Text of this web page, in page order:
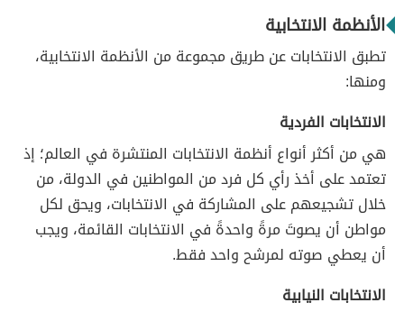
الأنظمة الانتخابية
تطبق الانتخابات عن طريق مجموعة من الأنظمة الانتخابية،
ومنها:
الانتخابات الفردية
هي من أكثر أنواع أنظمة الانتخابات المنتشرة في العالم؛ إذ
تعتمد على أخذ رأي كل فرد من المواطنين في الدولة، من
خلال تشجيعهم على المشاركة في الانتخابات، ويحق لكل
مواطن أن يصوتَ مرةً واحدةً في الانتخابات القائمة، ويجب
أن يعطي صوته لمرشح واحد فقط.
الانتخابات النيابية